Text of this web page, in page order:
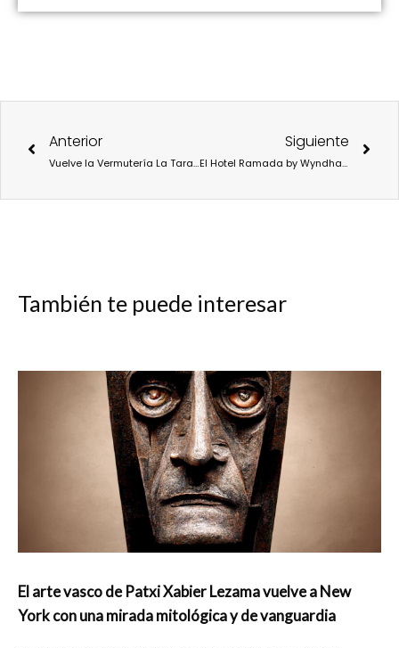
Anterior
Vuelve la Vermutería La Tarara a las calles de Arganzüela
Siguiente
El Hotel Ramada by Wyndham Getafe inaugura el Restaurante Inédito, y anuncia la realización de su evento prenavideño: Inédito Gastromusic.
También te puede interesar
El arte vasco de Patxi Xabier Lezama vuelve a New
York con una mirada mitológica y de vanguardia